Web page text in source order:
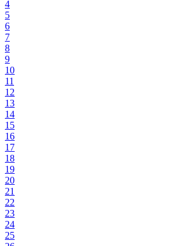
4
5
6
7
8
9
10
11
12
13
14
15
16
17
18
19
20
21
22
23
24
25